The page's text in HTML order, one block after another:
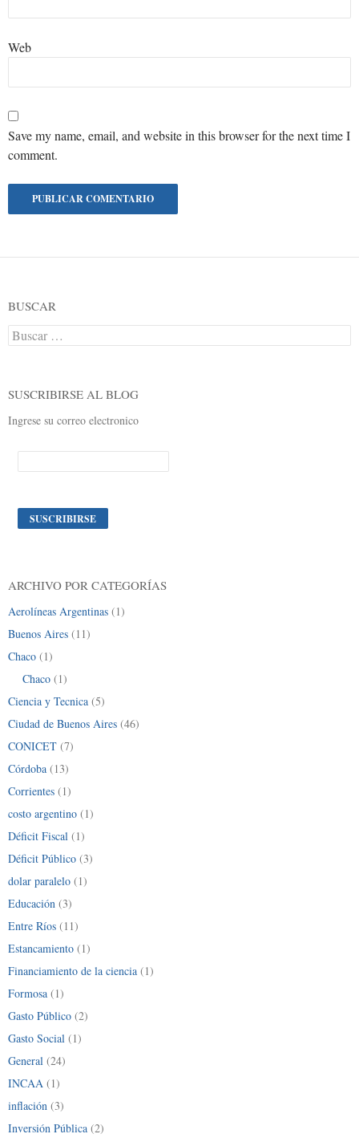
Web
Save my name, email, and website in this browser for the next time I
comment.
BUSCAR
Buscar:
SUSCRIBIRSE AL BLOG
Ingrese su correo electronico
ARCHIVO POR CATEGORÍAS
Aerolíneas Argentinas (1)
Buenos Aires (11)
Chaco (1)
Chaco (1)
Ciencia y Tecnica (5)
Ciudad de Buenos Aires (46)
CONICET (7)
Córdoba (13)
Corrientes (1)
costo argentino (1)
Déficit Fiscal (1)
Déficit Público (3)
dolar paralelo (1)
Educación (3)
Entre Ríos (11)
Estancamiento (1)
Financiamiento de la ciencia (1)
Formosa (1)
Gasto Público (2)
Gasto Social (1)
General (24)
INCAA (1)
inflación (3)
Inversión Pública (2)